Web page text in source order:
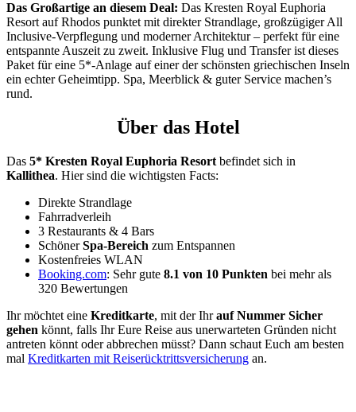
Das Großartige an diesem Deal: Das Kresten Royal Euphoria
Resort auf Rhodos punktet mit direkter Strandlage, großzügiger All
Inclusive-Verpflegung und moderner Architektur – perfekt für eine
entspannte Auszeit zu zweit. Inklusive Flug und Transfer ist dieses
Paket für eine 5*-Anlage auf einer der schönsten griechischen Inseln
ein echter Geheimtipp. Spa, Meerblick & guter Service machen’s
rund.
Über das Hotel
Das 5* Kresten Royal Euphoria Resort befindet sich in
Kallithea. Hier sind die wichtigsten Facts:
Direkte Strandlage
Fahrradverleih
3 Restaurants & 4 Bars
SchönerSpa-Bereich zum Entspannen
Kostenfreies WLAN
Booking.com: Sehr gute 8.1 von 10 Punkten bei mehr als
320 Bewertungen
Ihr möchtet eine Kreditkarte, mit der Ihrauf Nummer Sicher
gehen könnt, falls Ihr Eure Reise aus unerwarteten Gründen nicht
antreten könnt oder abbrechen müsst? Dann schaut Euch am besten
mal Kreditkarten mit Reiserücktrittsversicherung an.